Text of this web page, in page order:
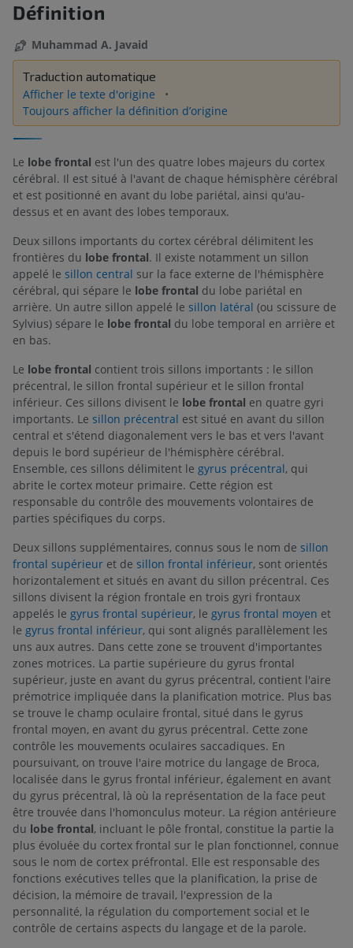
Définition
Muhammad A. Javaid
Traduction automatique
Afficher le texte d'origine
Toujours afficher la définition d’origine
Le lobe frontal est l'un des quatre lobes majeurs du cortex
cérébral. Il est situé à l'avant de chaque hémisphère cérébral
et est positionné en avant du lobe pariétal, ainsi qu'au-
dessus et en avant des lobes temporaux.
Deux sillons importants du cortex cérébral délimitent les
frontières du lobe frontal. Il existe notamment un sillon
appelé le sillon central sur la face externe de l'hémisphère
cérébral, qui sépare le lobe frontal du lobe pariétal en
arrière. Un autre sillon appelé le sillon latéral (ou scissure de
Sylvius) sépare le lobe frontal du lobe temporal en arrière et
en bas.
Le lobe frontal contient trois sillons importants : le sillon
précentral, le sillon frontal supérieur et le sillon frontal
inférieur. Ces sillons divisent le lobe frontal en quatre gyri
importants. Le sillon précentral est situé en avant du sillon
central et s'étend diagonalement vers le bas et vers l'avant
depuis le bord supérieur de l'hémisphère cérébral.
Ensemble, ces sillons délimitent le gyrus précentral, qui
abrite le cortex moteur primaire. Cette région est
responsable du contrôle des mouvements volontaires de
parties spécifiques du corps.
Deux sillons supplémentaires, connus sous le nom de sillon
frontal supérieur et de sillon frontal inférieur, sont orientés
horizontalement et situés en avant du sillon précentral. Ces
sillons divisent la région frontale en trois gyri frontaux
appelés le gyrus frontal supérieur, le gyrus frontal moyen et
le gyrus frontal inférieur, qui sont alignés parallèlement les
uns aux autres. Dans cette zone se trouvent d'importantes
zones motrices. La partie supérieure du gyrus frontal
supérieur, juste en avant du gyrus précentral, contient l'aire
prémotrice impliquée dans la planification motrice. Plus bas
se trouve le champ oculaire frontal, situé dans le gyrus
frontal moyen, en avant du gyrus précentral. Cette zone
contrôle les mouvements oculaires saccadiques. En
poursuivant, on trouve l'aire motrice du langage de Broca,
localisée dans le gyrus frontal inférieur, également en avant
du gyrus précentral, là où la représentation de la face peut
être trouvée dans l'homonculus moteur. La région antérieure
du lobe frontal, incluant le pôle frontal, constitue la partie la
plus évoluée du cortex frontal sur le plan fonctionnel, connue
sous le nom de cortex préfrontal. Elle est responsable des
fonctions exécutives telles que la planification, la prise de
décision, la mémoire de travail, l'expression de la
personnalité, la régulation du comportement social et le
contrôle de certains aspects du langage et de la parole.